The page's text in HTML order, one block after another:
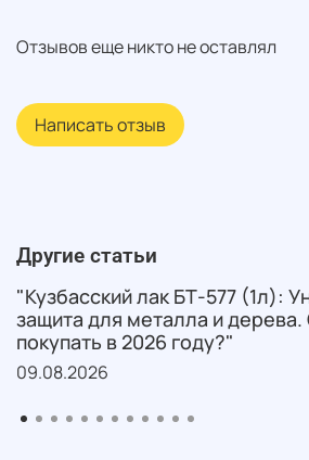
Отзывов еще никто не оставлял
Написать отзыв
Другие статьи
"Кузбасский лак БТ-577 (1л):
защита для металла и дерева.
покупать в 2026 году?"
09.08.2026